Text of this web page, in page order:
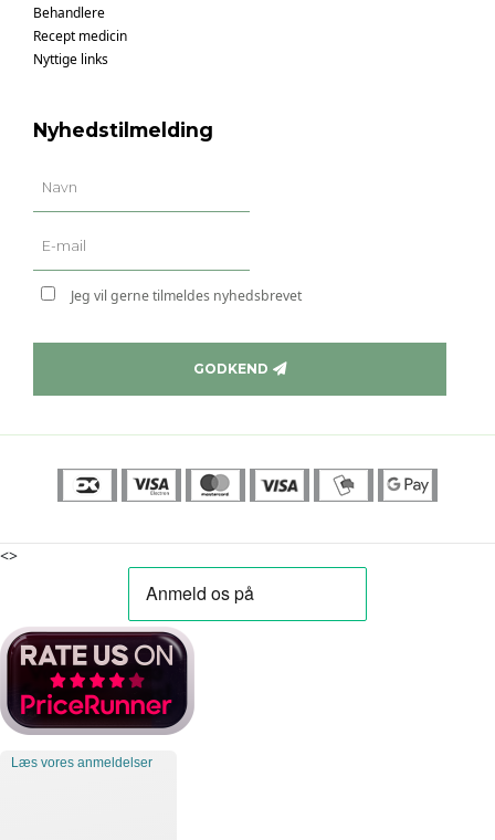
Behandlere
Recept medicin
Nyttige links
Nyhedstilmelding
Jeg vil gerne tilmeldes nyhedsbrevet
GODKEND
<>
Læs vores anmeldelser